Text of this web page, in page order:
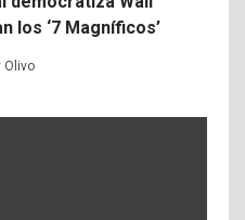
los ‘7 Magníficos’
Olivo